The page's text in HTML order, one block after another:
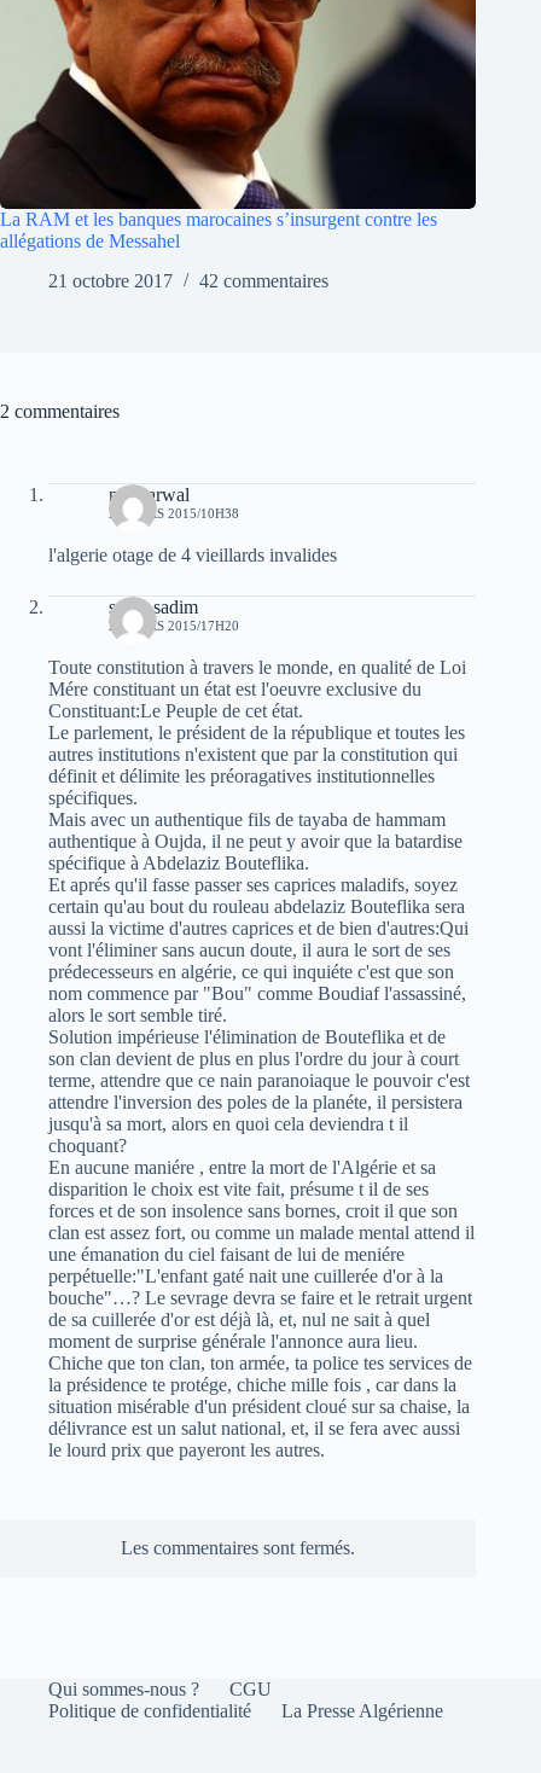
La RAM et les banques marocaines s’insurgent contre les
allégations de Messahel
21 octobre 2017
42 commentaires
2 commentaires
moh arwal
29 MARS 2015/10H38
l'algerie otage de 4 vieillards invalides
sarah sadim
29 MARS 2015/17H20
Toute constitution à travers le monde, en qualité de Loi
Mére constituant un état est l'oeuvre exclusive du
Constituant:Le Peuple de cet état.
Le parlement, le président de la république et toutes les
autres institutions n'existent que par la constitution qui
définit et délimite les préoragatives institutionnelles
spécifiques.
Mais avec un authentique fils de tayaba de hammam
authentique à Oujda, il ne peut y avoir que la batardise
spécifique à Abdelaziz Bouteflika.
Et aprés qu'il fasse passer ses caprices maladifs, soyez
certain qu'au bout du rouleau abdelaziz Bouteflika sera
aussi la victime d'autres caprices et de bien d'autres:Qui
vont l'éliminer sans aucun doute, il aura le sort de ses
prédecesseurs en algérie, ce qui inquiéte c'est que son
nom commence par "Bou" comme Boudiaf l'assassiné,
alors le sort semble tiré.
Solution impérieuse l'élimination de Bouteflika et de
son clan devient de plus en plus l'ordre du jour à court
terme, attendre que ce nain paranoiaque le pouvoir c'est
attendre l'inversion des poles de la planéte, il persistera
jusqu'à sa mort, alors en quoi cela deviendra t il
choquant?
En aucune maniére , entre la mort de l'Algérie et sa
disparition le choix est vite fait, présume t il de ses
forces et de son insolence sans bornes, croit il que son
clan est assez fort, ou comme un malade mental attend il
une émanation du ciel faisant de lui de meniére
perpétuelle:"L'enfant gaté nait une cuillerée d'or à la
bouche"…? Le sevrage devra se faire et le retrait urgent
de sa cuillerée d'or est déjà là, et, nul ne sait à quel
moment de surprise générale l'annonce aura lieu.
Chiche que ton clan, ton armée, ta police tes services de
la présidence te protége, chiche mille fois , car dans la
situation misérable d'un président cloué sur sa chaise, la
délivrance est un salut national, et, il se fera avec aussi
le lourd prix que payeront les autres.
Les commentaires sont fermés.
Qui sommes-nous ?
CGU
Politique de confidentialité
La Presse Algérienne